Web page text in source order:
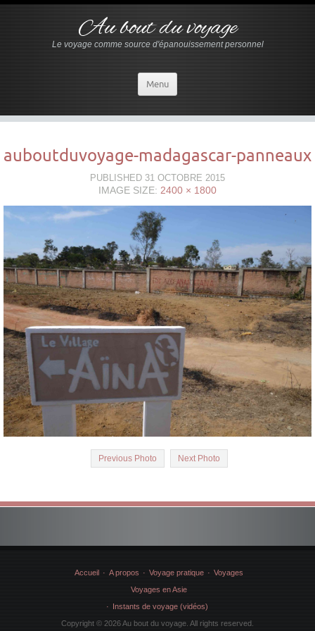
Au bout du voyage
Le voyage comme source d'épanouissement personnel
Menu
auboutduvoyage-madagascar-panneaux
PUBLISHED 31 OCTOBRE 2015
IMAGE SIZE: 2400 × 1800
Previous Photo Next Photo
Accueil A propos Voyage pratique
Voyages
Voyages en Asie
Instants de voyage (vidéos)
Copyright © 2026 Au bout du voyage. All rights reserved.